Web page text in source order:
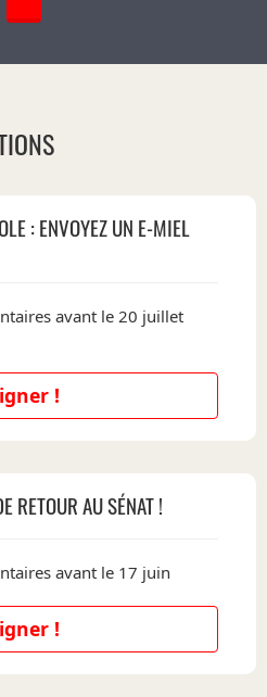
: ENVOYEZ UN E-MIEL
avant le 20 juillet
!
RETOUR AU SÉNAT !
avant le 17 juin
!